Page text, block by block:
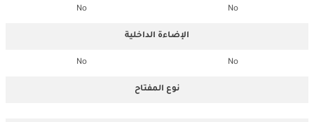
No
No
الإضاءة الداخلية
No
No
نوع المفتاح